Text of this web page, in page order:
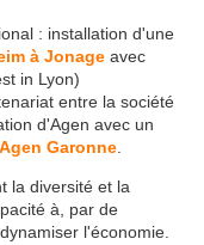
: installation d'une
à Jonage avec
in Lyon)
entre la société
d'Agen avec un
Garonne
la diversité et la
à, par de
l'économie.